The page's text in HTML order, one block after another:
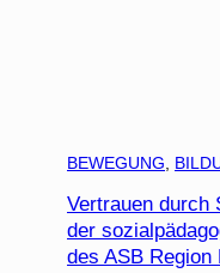
BEWEGUNG
Vertrauen durch
der
des ASB Region